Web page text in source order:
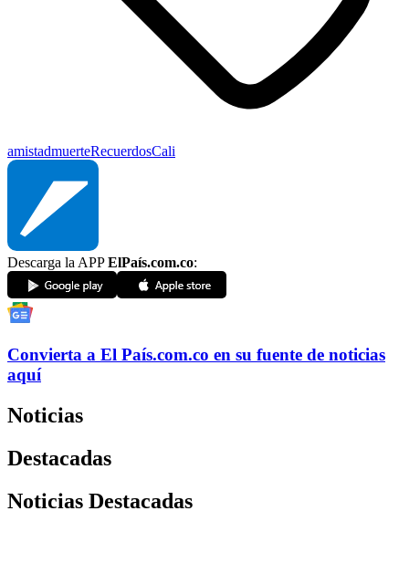
amistadmuerteRecuerdosCali
Descarga la APPElPaís.com.co:
Convierta a El País.com.co en su fuente de noticias
aquí
Noticias
Destacadas
Noticias Destacadas